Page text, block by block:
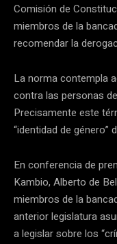
Comisión de
miembros de la
recomendar la
La norma contempla
contra las personas
Precisamente este
“identidad de género”
En conferencia de
Kambio, Alberto de
miembros de la
anterior legislatura
a legislar sobre los